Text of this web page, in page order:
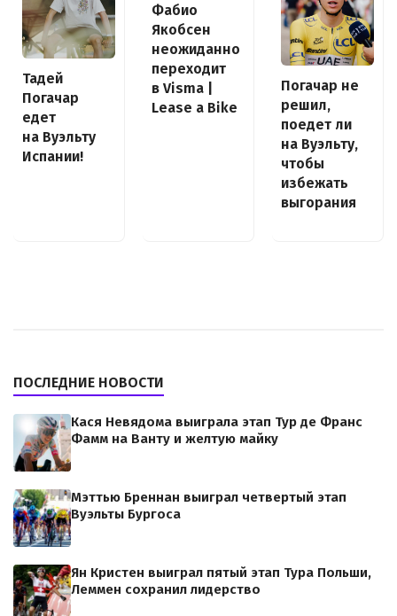
Тадей
Погачар
едет
на Вуэльту
Испании!
Фабио
Якобсен
неожиданно
переходит
в Visma |
Lease a Bike
Погачар не
решил,
поедет ли
на Вуэльту,
чтобы
избежать
выгорания
ПОСЛЕДНИЕ НОВОСТИ
Кася Невядома выиграла этап Тур де Франс
Фамм на Ванту и желтую майку
Мэттью Бреннан выиграл четвертый этап
Вуэльты Бургоса
Ян Кристен выиграл пятый этап Тура Польши,
Леммен сохранил лидерство